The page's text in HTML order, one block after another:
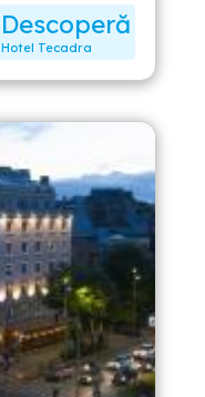
Descoperă
Hotel Tecadra